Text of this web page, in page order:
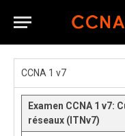
CCNA 1 v7
Examen CCNA 1 v7:
réseaux (ITNv7)